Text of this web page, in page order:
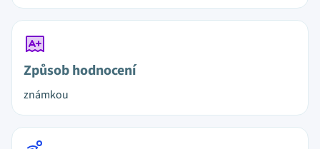
Způsob hodnocení
známkou